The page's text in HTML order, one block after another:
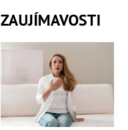
ZAUJÍMAVOSTI